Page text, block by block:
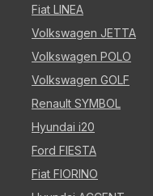
Fiat LINEA
Volkswagen JETTA
Volkswagen POLO
Volkswagen GOLF
Renault SYMBOL
Hyundai i20
Ford FIESTA
Fiat FIORINO